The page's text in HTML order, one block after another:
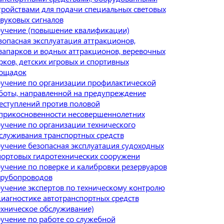
для подачи специальных световых
сигналов
(повышение квалификации)
эксплуатация аттракционов,
и водных аттракционов, веревочных
детских игровых и спортивных
по организации профилактической
направленной на предупреждение
против половой
несовершеннолетних
по организации технического
транспортных средств
безопасная эксплуатация судоходных
гидротехнических сооружени
по поверке и калибровки резервуаров
экспертов по техническому контролю
автотранспортных средств
обслуживание)
по работе со служебной